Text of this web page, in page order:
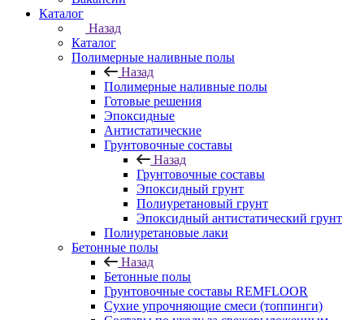
Каталог
Назад
Каталог
Полимерные наливные полы
Назад
Полимерные наливные полы
Готовые решения
Эпоксидные
Антистатические
Грунтовочные составы
Назад
Грунтовочные составы
Эпоксидный грунт
Полиуретановый грунт
Эпоксидный антистатический грунт
Полиуретановые лаки
Бетонные полы
Назад
Бетонные полы
Грунтовочные составы REMFLOOR
Сухие упрочняющие смеси (топпинги)